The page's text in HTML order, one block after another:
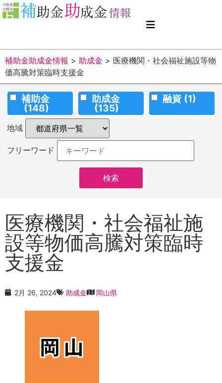
補助金助成金情報 > 助成金 > 医療機関・社会福祉施設等物
価高騰対策臨時支援金
補助金
(148)
助成金
(135)
融資 (1)
地域
フリーワード
医療機関・社会福祉施
設等物価高騰対策臨時
支援金
2月 26, 2024 助成金 岡山県